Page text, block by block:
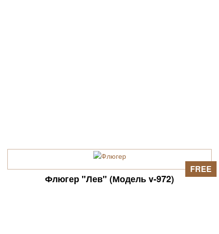
Флюгер "Лев" (Модель v-972)
FREE